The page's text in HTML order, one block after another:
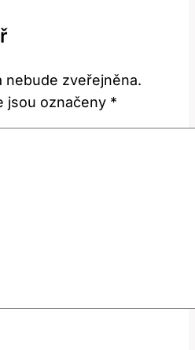
nebude zveřejněna.
jsou označeny *